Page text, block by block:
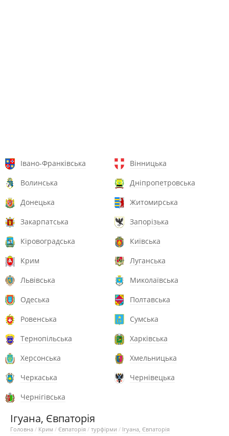
Івано-Франківська
Вінницька
Волинська
Дніпропетровська
Донецька
Житомирська
Закарпатська
Запорізька
Кіровоградська
Київська
Крим
Луганська
Львівська
Миколаївська
Одеська
Полтавська
Ровенська
Сумська
Тернопільська
Харківська
Херсонська
Хмельницька
Черкаська
Чернівецька
Чернігівська
Ігуана, Євпаторія
Головна / Крим / Євпаторія / турфірми / Ігуана, Євпаторія